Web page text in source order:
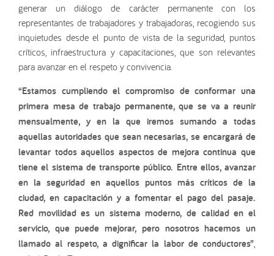
generar un diálogo de carácter permanente con los
representantes de trabajadores y trabajadoras, recogiendo sus
inquietudes desde el punto de vista de la seguridad, puntos
críticos, infraestructura y capacitaciones, que son relevantes
para avanzar en el respeto y convivencia.
“Estamos cumpliendo el compromiso de conformar una
primera mesa de trabajo permanente, que se va a reunir
mensualmente, y en la que iremos sumando a todas
aquellas autoridades que sean necesarias, se encargará de
levantar todos aquellos aspectos de mejora continua que
tiene el sistema de transporte público. Entre ellos, avanzar
en la seguridad en aquellos puntos más críticos de la
ciudad, en capacitación y a fomentar el pago del pasaje.
Red movilidad es un sistema moderno, de calidad en el
servicio, que puede mejorar, pero nosotros hacemos un
llamado al respeto, a dignificar la labor de conductores”